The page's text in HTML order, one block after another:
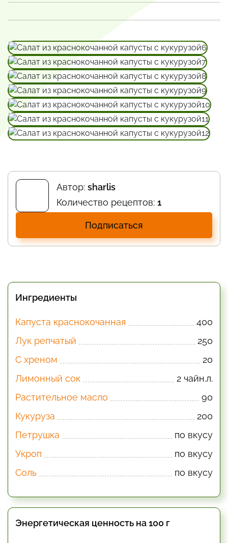
Автор: sharlis
Количество рецептов: 1
Подписаться
Ингредиенты
Капуста краснокочанная
400
Лук репчатый
250
С хреном
20
Лимонный сок
2 чайн.л.
Растительное масло
90
Кукуруза
200
Петрушка
по вкусу
Укроп
по вкусу
Соль
по вкусу
Энергетическая ценность на 100 г